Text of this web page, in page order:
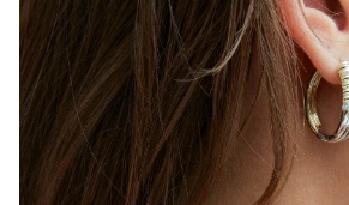
Hautes Grecians
Γάμος